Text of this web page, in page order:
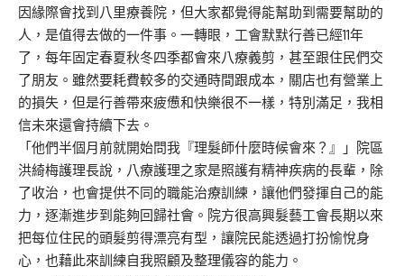
因緣際會找到八里療養院，但大家都覺得能幫助到需要幫助的
人，是值得去做的一件事。一轉眼，工會默默行善已經11年
了，每年固定春夏秋冬四季都會來八療義剪，甚至跟住民們交
了朋友。雖然要耗費較多的交通時間跟成本，關店也有營業上
的損失，但是行善帶來疲憊和快樂很不一樣，特別滿足，我相
信未來還會持續下去。
「他們半個月前就開始問我『理髮師什麼時候會來？』」院區
洪綺梅護理長說，八療護理之家是照護有精神疾病的長輩，除
了收治，也會提供不同的職能治療訓練，讓他們發揮自己的能
力，逐漸進步到能夠回歸社會。院方很高興髮藝工會長期以來
把每位住民的頭髮剪得漂亮有型，讓院民能透過打扮愉悅身
心，也藉此來訓練自我照顧及整理儀容的能力。